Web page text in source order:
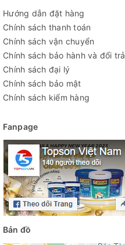
Hướng dẫn đặt hàng
Chính sách thanh toán
Chính sách vận chuyển
Chính sách bảo hành và đổi trả
Chính sách đại lý
Chính sách bảo mật
Chính sách kiểm hàng
Fanpage
Bản đồ